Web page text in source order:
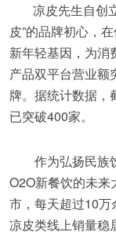
凉皮先生自创
皮”的品牌初心，
新年轻基因，为消
产品双平台营业额
牌。据统计数据，
已突破400家。
作为弘扬民族饮
O2O新餐饮的未
市，每天超过10
凉皮类线上销量稳